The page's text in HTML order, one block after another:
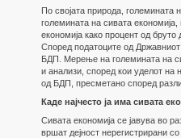
По својата природа, големината
големината на сивата
економија како процент од
Според податоците од
БДП. Мерење на големината на
и анализи, според кои уделот
од БДП, пресметано според
Каде најчесто ја има сивата
Сивата економија се јавува во
вршат дејност нерегистрирани